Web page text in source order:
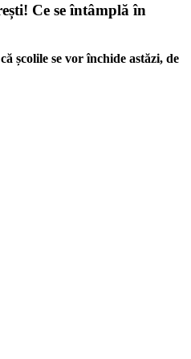
Ce se întâmplă în
școlile se vor închide astăzi, de